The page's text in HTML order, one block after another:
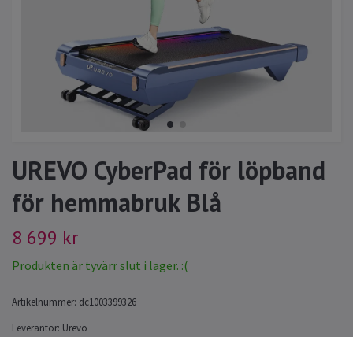
UREVO CyberPad för löpband
för hemmabruk Blå
8 699 kr
Produkten är tyvärr slut i lager. :(
Artikelnummer: dc1003399326
Leverantör: Urevo